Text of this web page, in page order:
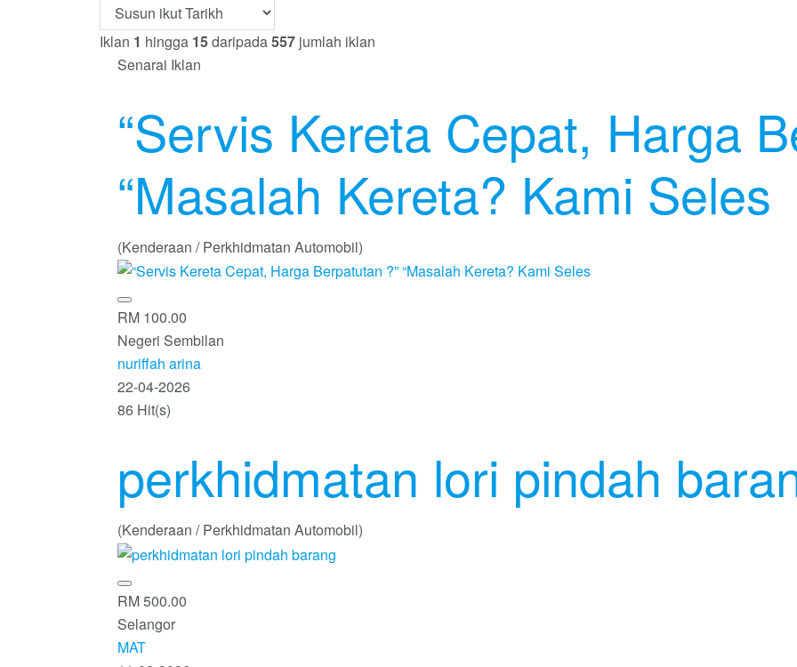
Iklan 1 hingga 15daripada557 jumlah iklan
Senarai Iklan
“Servis Kereta Cepat, Harga
“Masalah Kereta? Kami Seles
(Kenderaan / Perkhidmatan Automobil)
RM 100.00
Negeri Sembilan
nuriffah arina
22-04-2026
86 Hit(s)
perkhidmatan lori pindah
(Kenderaan / Perkhidmatan Automobil)
RM 500.00
Selangor
MAT